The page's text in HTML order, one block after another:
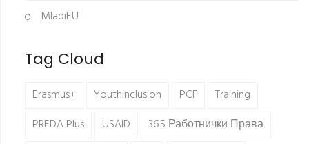
MladiEU
Tag Cloud
Erasmus+ Youthinclusion PCF
Training
PREDA Plus
USAID
365 Работнички Права